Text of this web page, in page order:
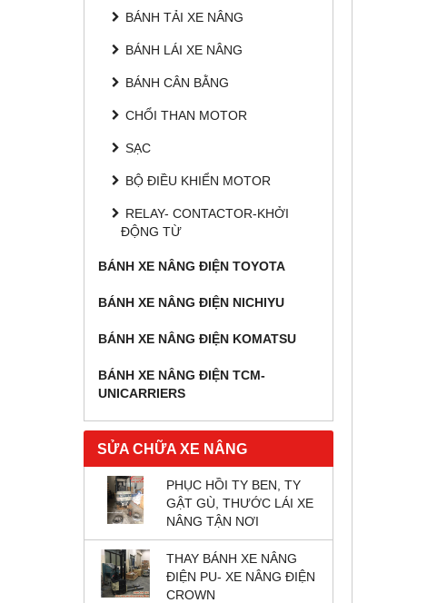
BÁNH TẢI XE NÂNG
BÁNH LÁI XE NÂNG
BÁNH CÂN BẰNG
CHỔI THAN MOTOR
SẠC
BỘ ĐIỀU KHIỂN MOTOR
RELAY- CONTACTOR-KHỞI
ĐỘNG TỪ
BÁNH XE NÂNG ĐIỆN TOYOTA
BÁNH XE NÂNG ĐIỆN NICHIYU
BÁNH XE NÂNG ĐIỆN KOMATSU
BÁNH XE NÂNG ĐIỆN TCM-
UNICARRIERS
SỬA CHỮA XE NÂNG
PHỤC HỒI TY BEN, TY
GẬT GÙ, THƯỚC LÁI XE
NÂNG TẬN NƠI
THAY BÁNH XE NÂNG
ĐIỆN PU- XE NÂNG ĐIỆN
CROWN